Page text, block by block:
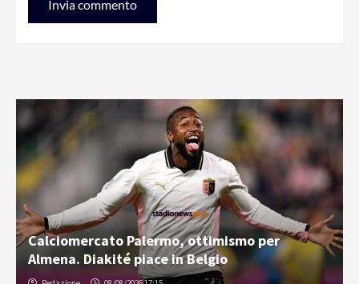
Calciomercato Palermo, ottimismo per
Almena. Diakité piace in Belgio